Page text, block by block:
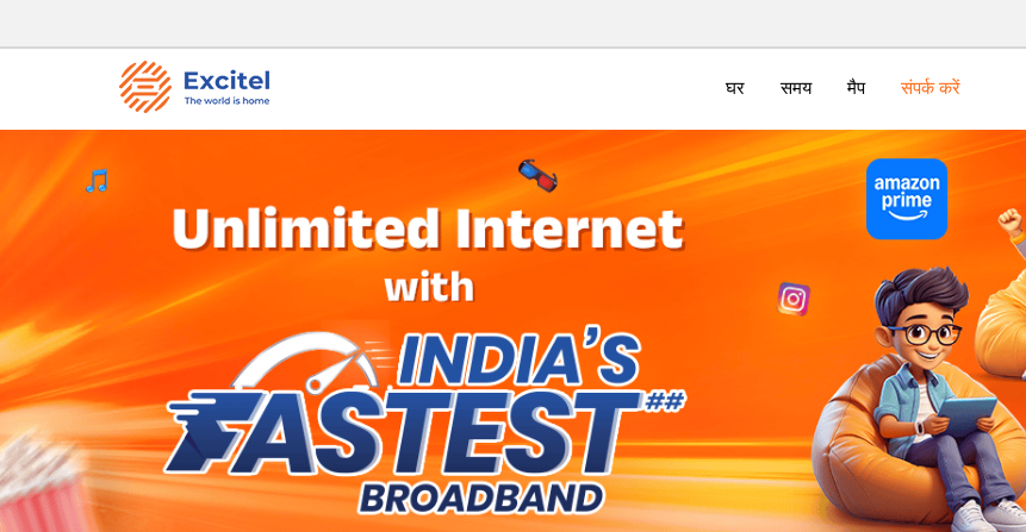
घर समय मैप संपर्क करें